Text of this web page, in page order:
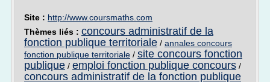
Site : http://www.coursmaths.com
Thèmes liés : concours administratif de la
fonction publique territoriale / annales concours
fonction publique territoriale / site concours fonction
publique / emploi fonction publique concours /
concours administratif de la fonction publique